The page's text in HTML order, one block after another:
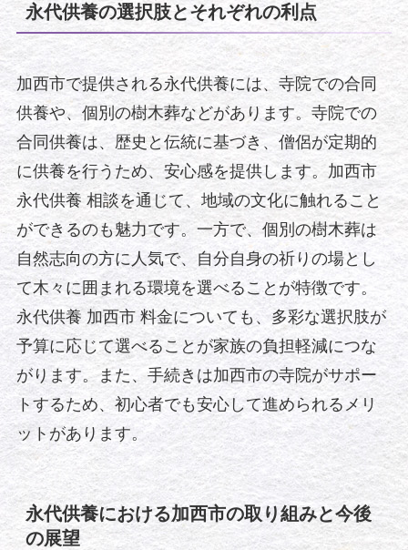
永代供養の選択肢とそれぞれの利点
加西市で提供される永代供養には、寺院での合同
供養や、個別の樹木葬などがあります。寺院での
合同供養は、歴史と伝統に基づき、僧侶が定期的
に供養を行うため、安心感を提供します。加西市
永代供養 相談を通じて、地域の文化に触れること
ができるのも魅力です。一方で、個別の樹木葬は
自然志向の方に人気で、自分自身の祈りの場とし
て木々に囲まれる環境を選べることが特徴です。
永代供養 加西市 料金についても、多彩な選択肢が
予算に応じて選べることが家族の負担軽減につな
がります。また、手続きは加西市の寺院がサポー
トするため、初心者でも安心して進められるメリ
ットがあります。
永代供養における加西市の取り組みと今後
の展望